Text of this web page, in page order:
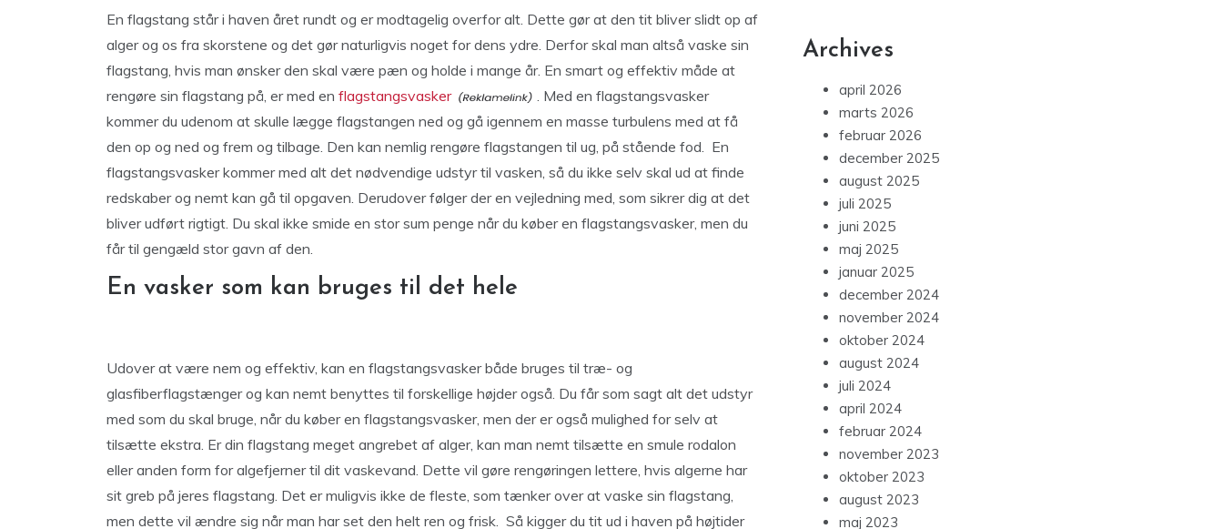
En flagstang står i haven året rundt og er modtagelig overfor alt. Dette gør at den tit bliver slidt op af
alger og os fra skorstene og det gør naturligvis noget for dens ydre. Derfor skal man altså vaske sin
flagstang, hvis man ønsker den skal være pæn og holde i mange år. En smart og effektiv måde at
rengøre sin flagstang på, er med en flagstangsvasker
. Med en flagstangsvasker
kommer du udenom at skulle lægge flagstangen ned og gå igennem en masse turbulens med at få
den op og ned og frem og tilbage. Den kan nemlig rengøre flagstangen til ug, på stående fod. En
flagstangsvasker kommer med alt det nødvendige udstyr til vasken, så du ikke selv skal ud at finde
redskaber og nemt kan gå til opgaven. Derudover følger der en vejledning med, som sikrer dig at det
bliver udført rigtigt. Du skal ikke smide en stor sum penge når du køber en flagstangsvasker, men du
får til gengæld stor gavn af den.
En vasker som kan bruges til det hele
Udover at være nem og effektiv, kan en flagstangsvasker både bruges til træ- og
glasfiberflagstænger og kan nemt benyttes til forskellige højder også. Du får som sagt alt det udstyr
med som du skal bruge, når du køber en flagstangsvasker, men der er også mulighed for selv at
tilsætte ekstra. Er din flagstang meget angrebet af alger, kan man nemt tilsætte en smule rodalon
eller anden form for algefjerner til dit vaskevand. Dette vil gøre rengøringen lettere, hvis algerne har
sit greb på jeres flagstang. Det er muligvis ikke de fleste, som tænker over at vaske sin flagstang,
men dette vil ændre sig når man har set den helt ren og frisk. Så kigger du tit ud i haven på højtider
Archives
april 2026
marts 2026
februar 2026
december 2025
august 2025
juli 2025
juni 2025
maj 2025
januar 2025
december 2024
november 2024
oktober 2024
august 2024
juli 2024
april 2024
februar 2024
november 2023
oktober 2023
august 2023
maj 2023